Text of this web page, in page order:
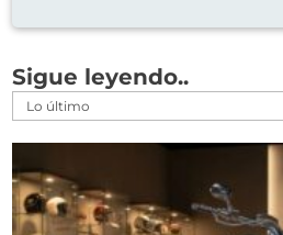
Sigue leyendo..